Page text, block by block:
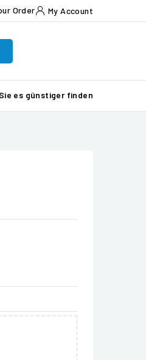
Order My Account
es günstiger finden